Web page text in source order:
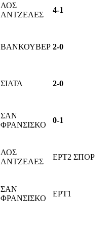
ΛΟΣ
ΑΝΤΖΕΛΕΣ
4-1
ΒΑΝΚΟΥΒΕΡ 2-0
ΣΙΑΤΛ 2-0
ΣΑΝ
ΦΡΑΝΣΙΣΚΟ
0-1
ΛΟΣ
ΑΝΤΖΕΛΕΣ
ΕΡΤ2 ΣΠΟΡ
ΣΑΝ
ΦΡΑΝΣΙΣΚΟ
ΕΡΤ1